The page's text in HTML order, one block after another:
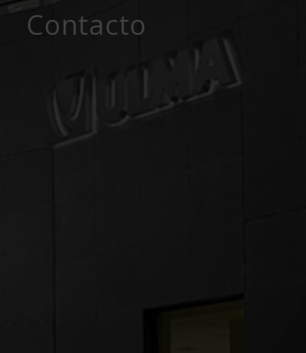
Contacto